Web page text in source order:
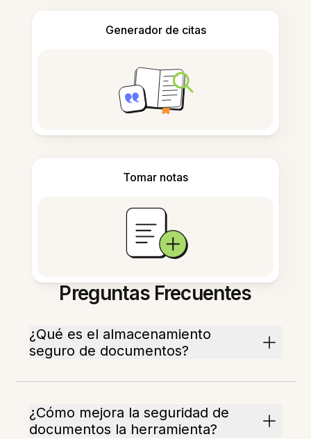
Generador de citas
Tomar notas
Preguntas Frecuentes
¿Qué es el almacenamiento
seguro de documentos?
¿Cómo mejora la seguridad de
documentos la herramienta?